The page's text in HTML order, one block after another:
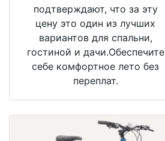
подтверждают, что за эту
цену это один из лучших
вариантов для спальни,
гостиной и дачи.Обеспечите
себе комфортное лето без
переплат.